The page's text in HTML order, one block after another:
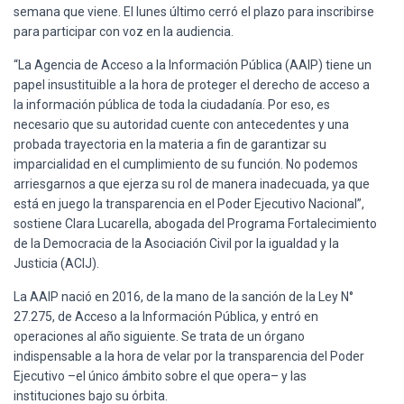
semana que viene. El lunes último cerró el plazo para inscribirse
para participar con voz en la audiencia.
“La Agencia de Acceso a la Información Pública (AAIP) tiene un
papel insustituible a la hora de proteger el derecho de acceso a
la información pública de toda la ciudadanía. Por eso, es
necesario que su autoridad cuente con antecedentes y una
probada trayectoria en la materia a fin de garantizar su
imparcialidad en el cumplimiento de su función. No podemos
arriesgarnos a que ejerza su rol de manera inadecuada, ya que
está en juego la transparencia en el Poder Ejecutivo Nacional”,
sostiene Clara Lucarella, abogada del Programa Fortalecimiento
de la Democracia de la Asociación Civil por la igualdad y la
Justicia (ACIJ).
La AAIP nació en 2016, de la mano de la sanción de la Ley N°
27.275, de Acceso a la Información Pública, y entró en
operaciones al año siguiente. Se trata de un órgano
indispensable a la hora de velar por la transparencia del Poder
Ejecutivo –el único ámbito sobre el que opera– y las
instituciones bajo su órbita.